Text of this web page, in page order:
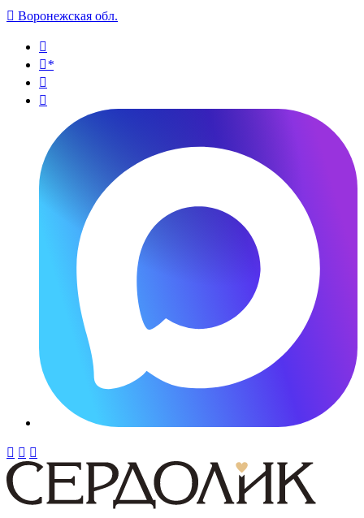
 Воронежская обл.

*


  